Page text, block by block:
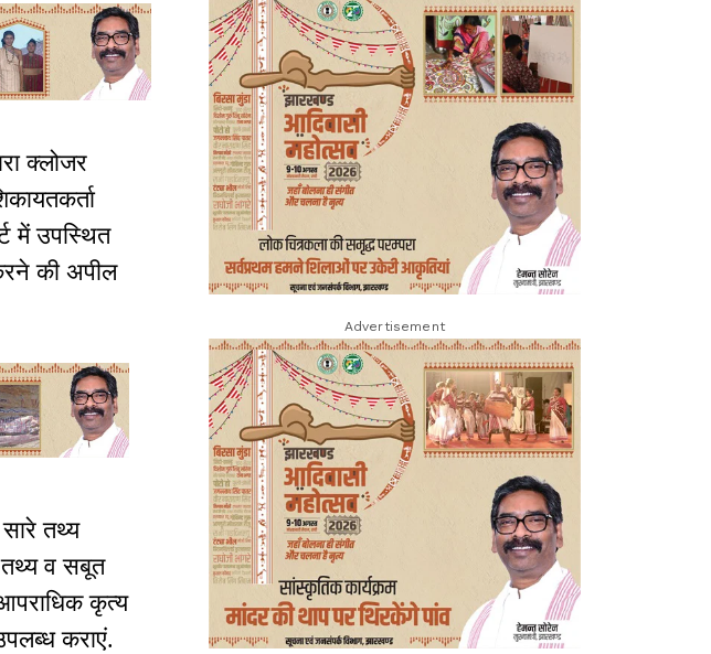
क्लोजर
में उपस्थित
की अपील
तथ्य
तथ्य व सबूत
कृत्य
कराएं.
Advertisement